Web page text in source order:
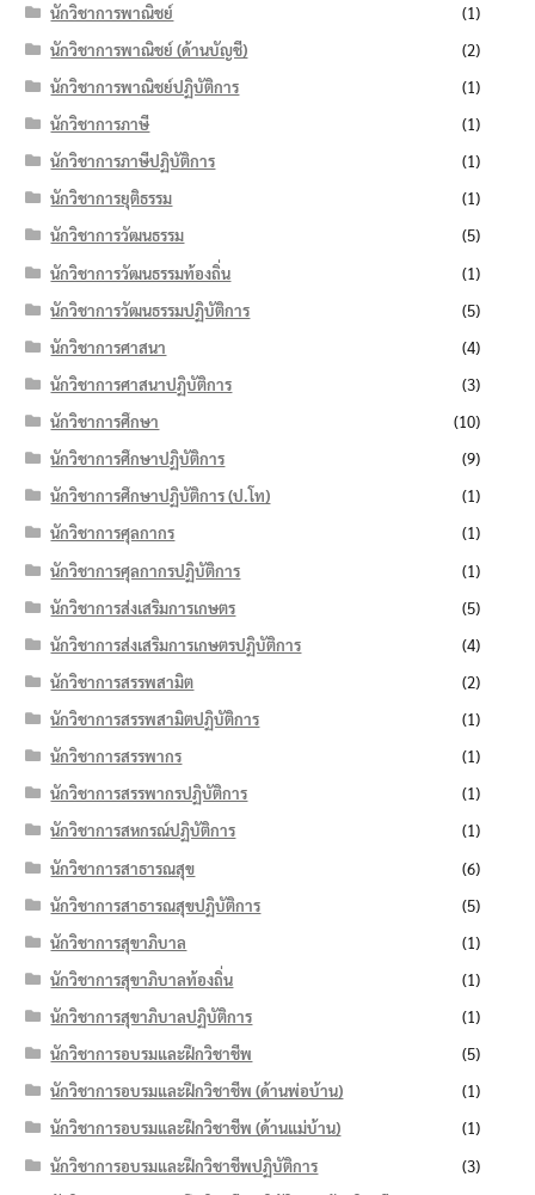
นักวิชาการพาณิชย์
(1)
นักวิชาการพาณิชย์ (ด้านบัญชี)
(2)
นักวิชาการพาณิชย์ปฏิบัติการ
(1)
นักวิชาการภาษี
(1)
นักวิชาการภาษีปฏิบัติการ
(1)
นักวิชาการยุติธรรม
(1)
นักวิชาการวัฒนธรรม
(5)
นักวิชาการวัฒนธรรมท้องถิ่น
(1)
นักวิชาการวัฒนธรรมปฏิบัติการ
(5)
นักวิชาการศาสนา
(4)
นักวิชาการศาสนาปฏิบัติการ
(3)
นักวิชาการศึกษา
(10)
นักวิชาการศึกษาปฏิบัติการ
(9)
นักวิชาการศึกษาปฏิบัติการ (ป.โท)
(1)
นักวิชาการศุลกากร
(1)
นักวิชาการศุลกากรปฏิบัติการ
(1)
นักวิชาการส่งเสริมการเกษตร
(5)
นักวิชาการส่งเสริมการเกษตรปฏิบัติการ
(4)
นักวิชาการสรรพสามิต
(2)
นักวิชาการสรรพสามิตปฏิบัติการ
(1)
นักวิชาการสรรพากร
(1)
นักวิชาการสรรพากรปฏิบัติการ
(1)
นักวิชาการสหกรณ์ปฏิบัติการ
(1)
นักวิชาการสาธารณสุข
(6)
นักวิชาการสาธารณสุขปฏิบัติการ
(5)
นักวิชาการสุขาภิบาล
(1)
นักวิชาการสุขาภิบาลท้องถิ่น
(1)
นักวิชาการสุขาภิบาลปฏิบัติการ
(1)
นักวิชาการอบรมและฝึกวิชาชีพ
(5)
นักวิชาการอบรมและฝึกวิชาชีพ (ด้านพ่อบ้าน)
(1)
นักวิชาการอบรมและฝึกวิชาชีพ (ด้านแม่บ้าน)
(1)
นักวิชาการอบรมและฝึกวิชาชีพปฏิบัติการ
(3)